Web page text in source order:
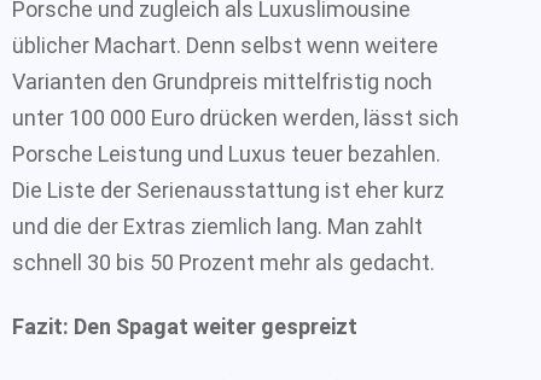
Porsche und zugleich als Luxuslimousine
üblicher Machart. Denn selbst wenn weitere
Varianten den Grundpreis mittelfristig noch
unter 100 000 Euro drücken werden, lässt sich
Porsche Leistung und Luxus teuer bezahlen.
Die Liste der Serienausstattung ist eher kurz
und die der Extras ziemlich lang. Man zahlt
schnell 30 bis 50 Prozent mehr als gedacht.
Fazit: Den Spagat weiter gespreizt